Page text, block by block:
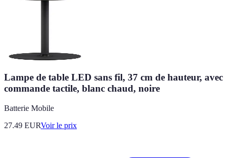
Lampe de table LED sans fil, 37 cm de hauteur, avec
commande tactile, blanc chaud, noire
Batterie Mobile
27.49 EURVoir le prix